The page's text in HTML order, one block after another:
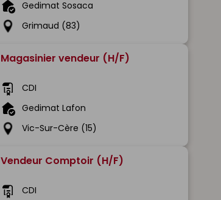
Gedimat Sosaca
Grimaud (83)
Magasinier vendeur (H/F)
CDI
Gedimat Lafon
Vic-Sur-Cère (15)
Vendeur Comptoir (H/F)
CDI